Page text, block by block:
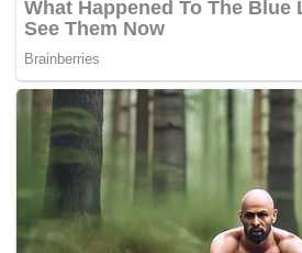
Borussia Dortmund vs Werder Bremen
Mainz vs Heidenheim 02.30 WIB
Kamis (15/1)